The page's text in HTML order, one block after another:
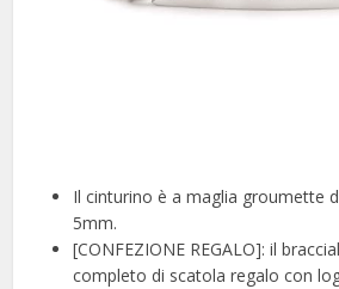
Il cinturino è a maglia groumette
5mm.
[CONFEZIONE REGALO]: il
completo di scatola regalo con